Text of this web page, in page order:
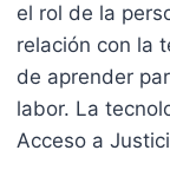
el rol de la
relación con la
de aprender
labor. La
Acceso a